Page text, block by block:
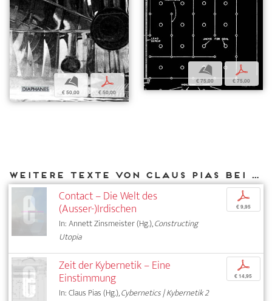
b
€ 50,00
p
€ 50,00
b
€ 75,00
p
€ 75,00
Weitere Texte von Claus Pias bei DIAPHANES
Contact – Die Welt des
(Ausser-)Irdischen
In: Annett Zinsmeister (Hg.),Constructing
Utopia
p
€ 9,95
Zeit der Kybernetik – Eine
Einstimmung
In: Claus Pias (Hg.),Cybernetics | Kybernetik 2
p
€ 14,95